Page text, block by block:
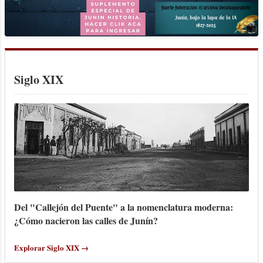
1913 por un grupo de asturianos que tuvo
la valiosa colaboración de naturales de
esa tierra y otros miembros de la
colectividad española. La finalidad
Siglo XIX
Del "Callejón del Puente" a la nomenclatura moderna:
¿Cómo nacieron las calles de Junín?
Explorar Siglo XIX →